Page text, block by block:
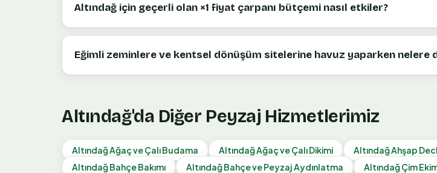
Altındağ için geçerli olan ×1 fiyat çarpanı bütçemi nasıl etkiler?
Eğimli zeminlere ve kentsel dönüşüm sitelerine havuz yaparken nelere
Altındağ'da Diğer Peyzaj Hizmetlerimiz
AltındağAğaç ve Çalı Budama AltındağAğaç ve Çalı Dikimi AltındağAhşap
AltındağBahçe Bakımı AltındağBahçe ve Peyzaj Aydınlatma AltındağÇim